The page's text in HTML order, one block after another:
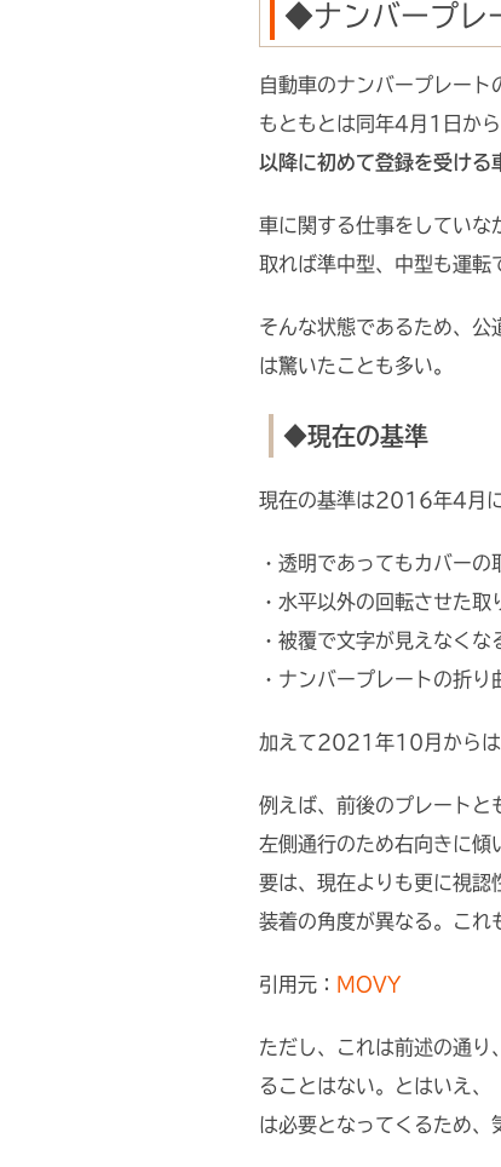
◆ナンバープレ
自動車のナンバープレー
もともとは同年4月1日か
以降に初めて登録を受ける
車に関する仕事をしていな
取れば準中型、中型も運転
そんな状態であるため、公
は驚いたことも多い。
◆現在の基準
現在の基準は2016年4月に
・透明であってもカバーの
・水平以外の回転させた取
・被覆で文字が見えなくな
・ナンバープレートの折り
加えて2021年10月からは
例えば、前後のプレート
左側通行のため右向きに傾
要は、現在よりも更に視
装着の角度が異なる。これ
引用元： MOVY
ただし、これは前述の通
ることはない。とはいえ、
は必要となってくるため、